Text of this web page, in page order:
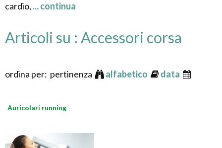
cardio, ... continua
Articoli su : Accessori corsa
ordina per: pertinenza alfabetico data
Auricolari running